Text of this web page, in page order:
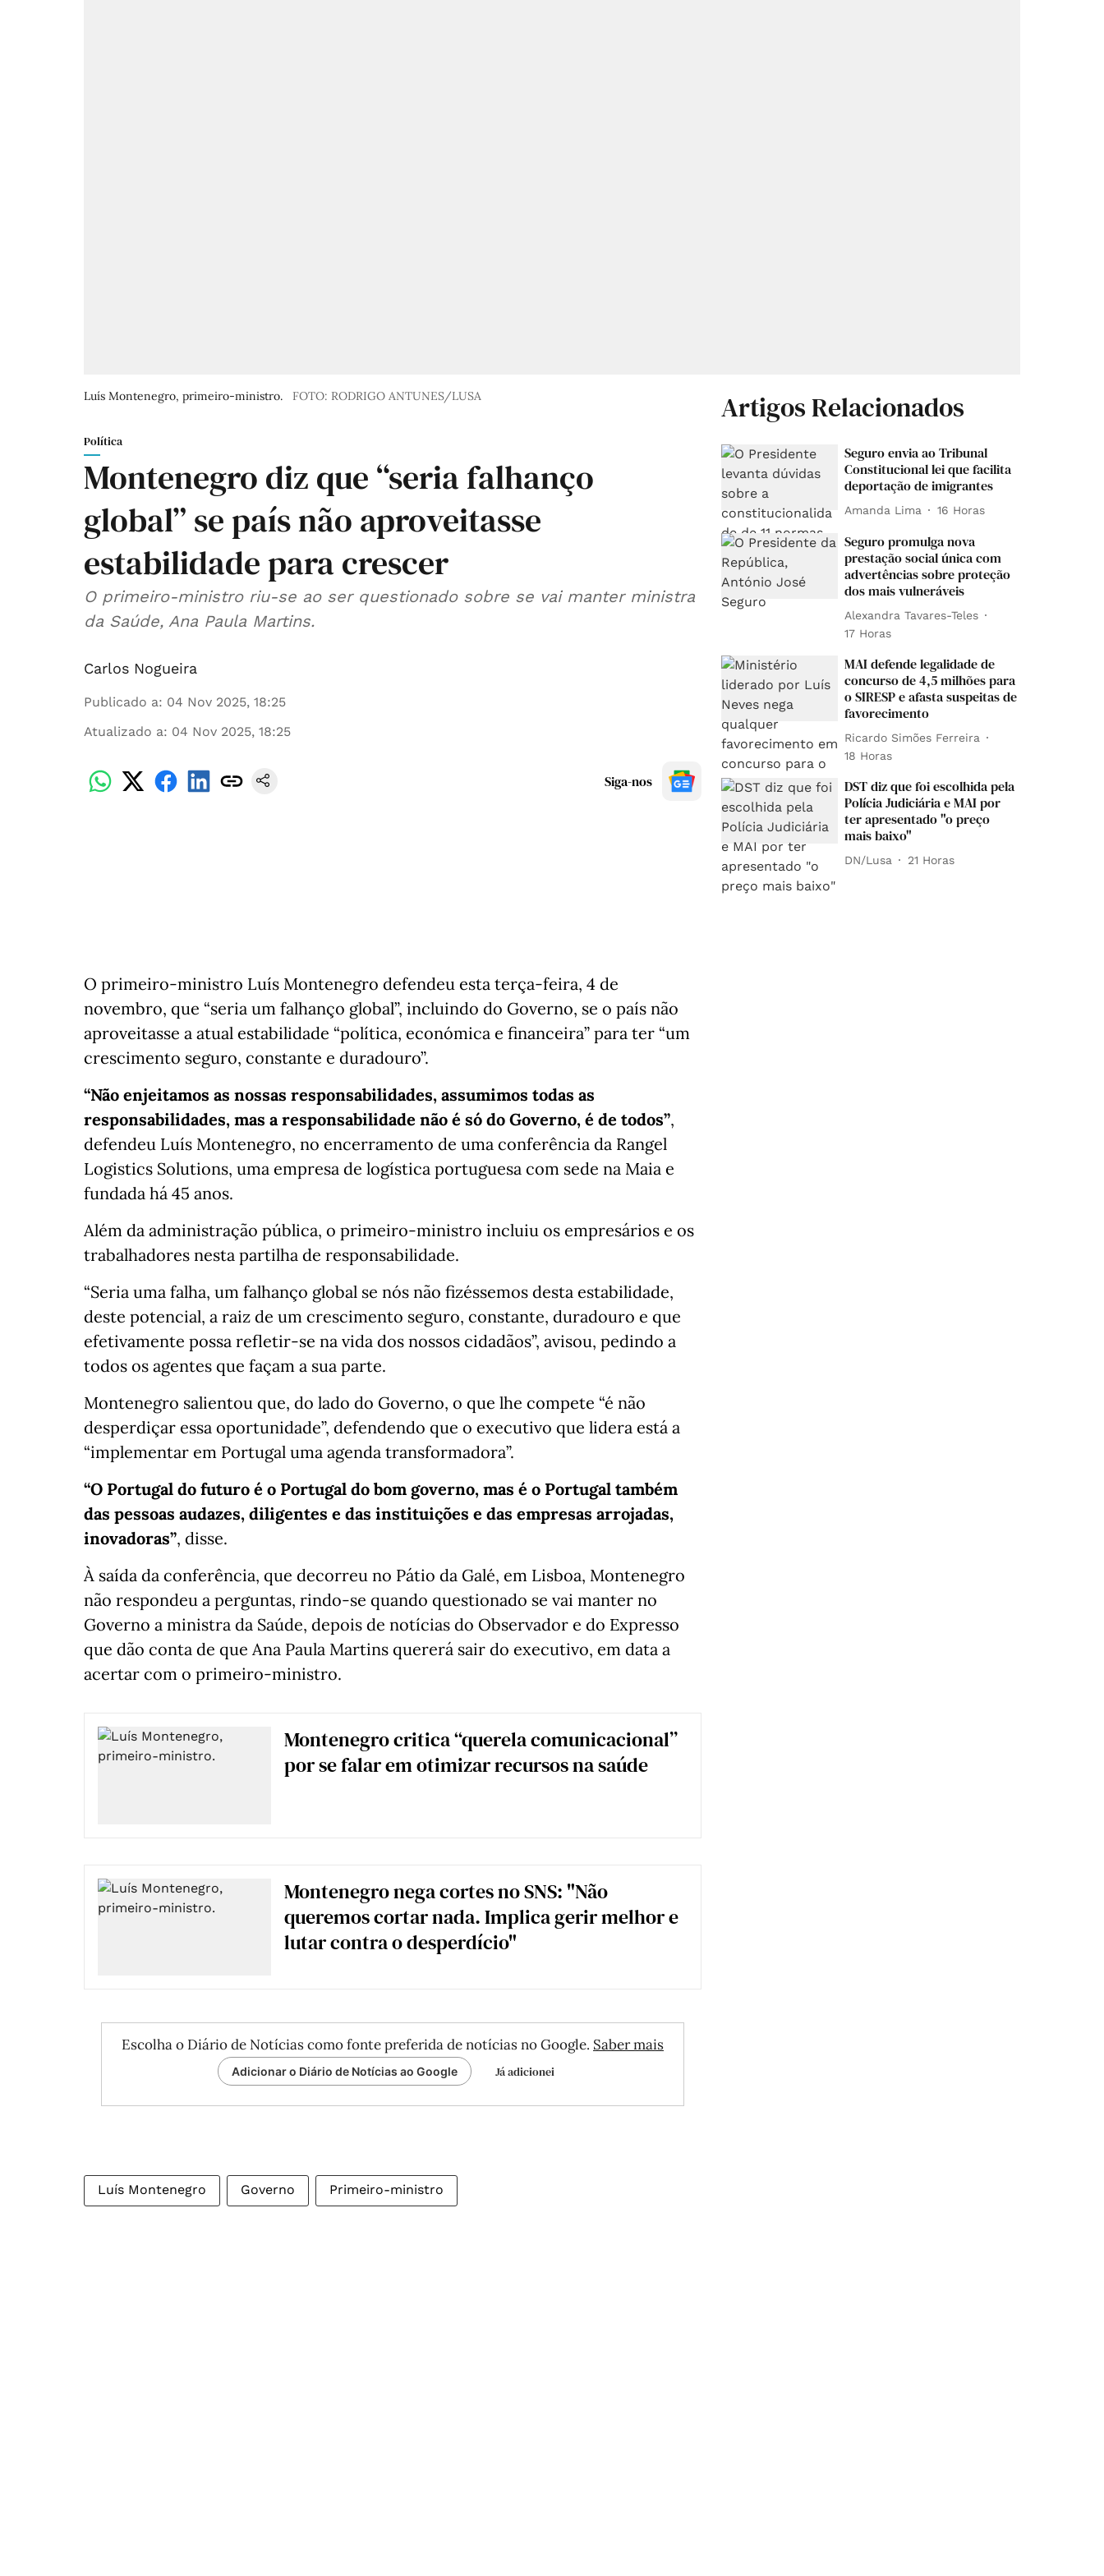
Luís Montenegro, primeiro-ministro. FOTO: RODRIGO ANTUNES/LUSA
Política
Montenegro diz que “seria falhanço
global” se país não aproveitasse
estabilidade para crescer
O primeiro-ministro riu-se ao ser questionado sobre se vai manter ministra
da Saúde, Ana Paula Martins.
Carlos Nogueira
Publicado a: 04 Nov 2025, 18:25
Atualizado a: 04 Nov 2025, 18:25
Siga-nos
O primeiro-ministro Luís Montenegro defendeu esta terça-feira, 4 de
novembro, que “seria um falhanço global”, incluindo do Governo, se o país não
aproveitasse a atual estabilidade “política, económica e financeira” para ter “um
crescimento seguro, constante e duradouro”.
“Não enjeitamos as nossas responsabilidades, assumimos todas as
responsabilidades, mas a responsabilidade não é só do Governo, é de todos”,
defendeu Luís Montenegro, no encerramento de uma conferência da Rangel
Logistics Solutions, uma empresa de logística portuguesa com sede na Maia e
fundada há 45 anos.
Além da administração pública, o primeiro-ministro incluiu os empresários e os
trabalhadores nesta partilha de responsabilidade.
“Seria uma falha, um falhanço global se nós não fizéssemos desta estabilidade,
deste potencial, a raiz de um crescimento seguro, constante, duradouro e que
efetivamente possa refletir-se na vida dos nossos cidadãos”, avisou, pedindo a
todos os agentes que façam a sua parte.
Montenegro salientou que, do lado do Governo, o que lhe compete “é não
desperdiçar essa oportunidade”, defendendo que o executivo que lidera está a
“implementar em Portugal uma agenda transformadora”.
“O Portugal do futuro é o Portugal do bom governo, mas é o Portugal também
das pessoas audazes, diligentes e das instituições e das empresas arrojadas,
inovadoras”, disse.
À saída da conferência, que decorreu no Pátio da Galé, em Lisboa, Montenegro
não respondeu a perguntas, rindo-se quando questionado se vai manter no
Governo a ministra da Saúde, depois de notícias do Observador e do Expresso
que dão conta de que Ana Paula Martins quererá sair do executivo, em data a
acertar com o primeiro-ministro.
Montenegro critica “querela comunicacional”
por se falar em otimizar recursos na saúde
Montenegro nega cortes no SNS: "Não
queremos cortar nada. Implica gerir melhor e
lutar contra o desperdício"
Escolha o Diário de Notícias como fonte preferida de notícias no Google. Saber mais
Adicionar o Diário de Notícias ao Google Já adicionei
Luís Montenegro Governo Primeiro-ministro
Artigos Relacionados
Seguro envia ao Tribunal
Constitucional lei que facilita
deportação de imigrantes
Amanda Lima 16 Horas
Seguro promulga nova
prestação social única com
advertências sobre proteção
dos mais vulneráveis
Alexandra Tavares-Teles
17 Horas
MAI defende legalidade de
concurso de 4,5 milhões para
o SIRESP e afasta suspeitas de
favorecimento
Ricardo Simões Ferreira
18 Horas
DST diz que foi escolhida pela
Polícia Judiciária e MAI por
ter apresentado "o preço
mais baixo"
DN/Lusa 21 Horas